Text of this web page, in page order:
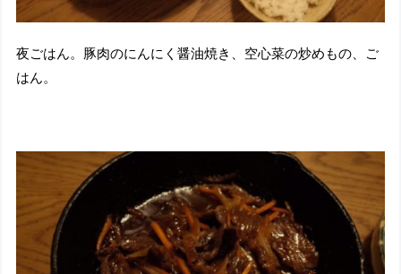
夜ごはん。豚肉のにんにく醤油焼き、空心菜の炒めもの、ご
はん。